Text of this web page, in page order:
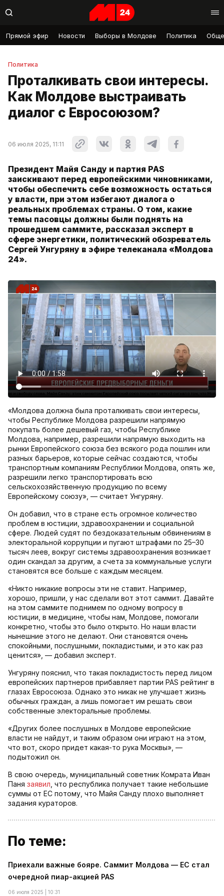
Прямой эфир Новости Выборы в Молдове Политика
Политика
Проталкивать свои интересы.
Как Молдове выстраивать
диалог с Евросоюзом?
06 июля 2025, 11:11
Президент Майя Санду и партия PAS
заискивают перед европейскими чиновниками,
чтобы обеспечить себе возможность остаться
у власти, при этом избегают диалога о
реальных проблемах страны. О том, какие
темы пасовцы должны были поднять на
прошедшем саммите, рассказал эксперт в
сфере энергетики, политический обозреватель
Сергей Унгуряну в эфире телеканала «Молдова
24».
«Молдова должна была проталкивать свои интересы,
чтобы Республике Молдова разрешили напрямую
покупать более дешевый газ, чтобы Республике
Молдова, например, разрешили напрямую выходить на
рынки Европейского союза без всякого рода пошлин или
разных барьеров, которые сейчас создаются, чтобы
транспортным компаниям Республики Молдова, опять же,
разрешили легко транспортировать всю
сельскохозяйственную продукцию по всему
Европейскому союзу», — считает Унгуряну.
Он добавил, что в стране есть огромное количество
проблем в юстиции, здравоохранении и социальной
сфере. Людей судят по бездоказательным обвинениям в
электоральной коррупции и пугают штрафами по 25–30
тысяч леев, вокруг системы здравоохранения возникает
один скандал за другим, а счета за коммунальные услуги
становятся все больше с каждым месяцем.
«Никто никакие вопросы эти не ставит. Например,
хорошо, пришли, у нас сделали вот этот саммит. Давайте
на этом саммите поднимем по одному вопросу в
юстиции, в медицине, чтобы нам, Молдове, помогали
конкретно, чтобы это было открыто. Но наши власти
нынешние этого не делают. Они становятся очень
спокойными, послушными, покладистыми, и это как раз
ценится», — добавил эксперт.
Унгуряну пояснил, что такая покладистость перед лицом
европейских партнеров прибавляет партии PAS рейтинг в
глазах Евросоюза. Однако это никак не улучшает жизнь
обычных граждан, а лишь помогает им решать свои
собственные электоральные проблемы.
«Других более послушных в Молдове европейские
власти не найдут, и таким образом они играют на этом,
что вот, скоро придет какая-то рука Москвы», —
подытожил он.
В свою очередь, муниципальный советник Комрата Иван
Паня заявил , что республика получает такие небольшие
суммы от ЕС потому, что Майя Санду плохо выполняет
задания кураторов.
По теме:
Приехали важные бояре. Саммит Молдова — ЕС стал
очередной пиар-акцией PAS
06 июля 2025 | 10:31